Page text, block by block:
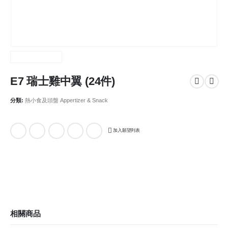
E7 瑞士雞中翼 (24件)
分類: 熱小食及頭盤 Appertizer & Snack
加入願望列表
相關商品